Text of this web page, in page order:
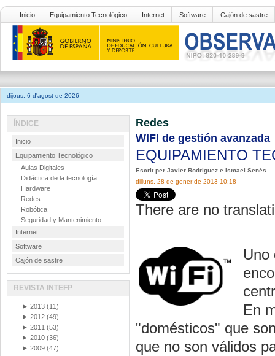
Inicio Equipamiento Tecnológico Internet Software Cajón de sastre
dijous, 6 d'agost de 2026
Redes
WIFI de gestión avanzada
EQUIPAMIENTO
Escrit per Javier Rodríguez e Ismael Senés
dilluns, 28 de gener de 2013 10:18
There are no
Uno
En
"domésticos" que
que no son válidos
ÍNDICE
Inicio
Equipamiento Tecnológico
Aulas Digitales
Didáctica de la tecnología
Hardware
Redes
Robótica
Seguridad y Mantenimiento
Internet
Software
Cajón de sastre
REVISTA INTEFP
► 2013 (11)
► 2012 (49)
► 2011 (53)
► 2010 (36)
► 2009 (47)